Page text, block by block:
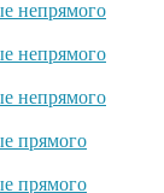
непрямого
непрямого
непрямого
прямого
прямого